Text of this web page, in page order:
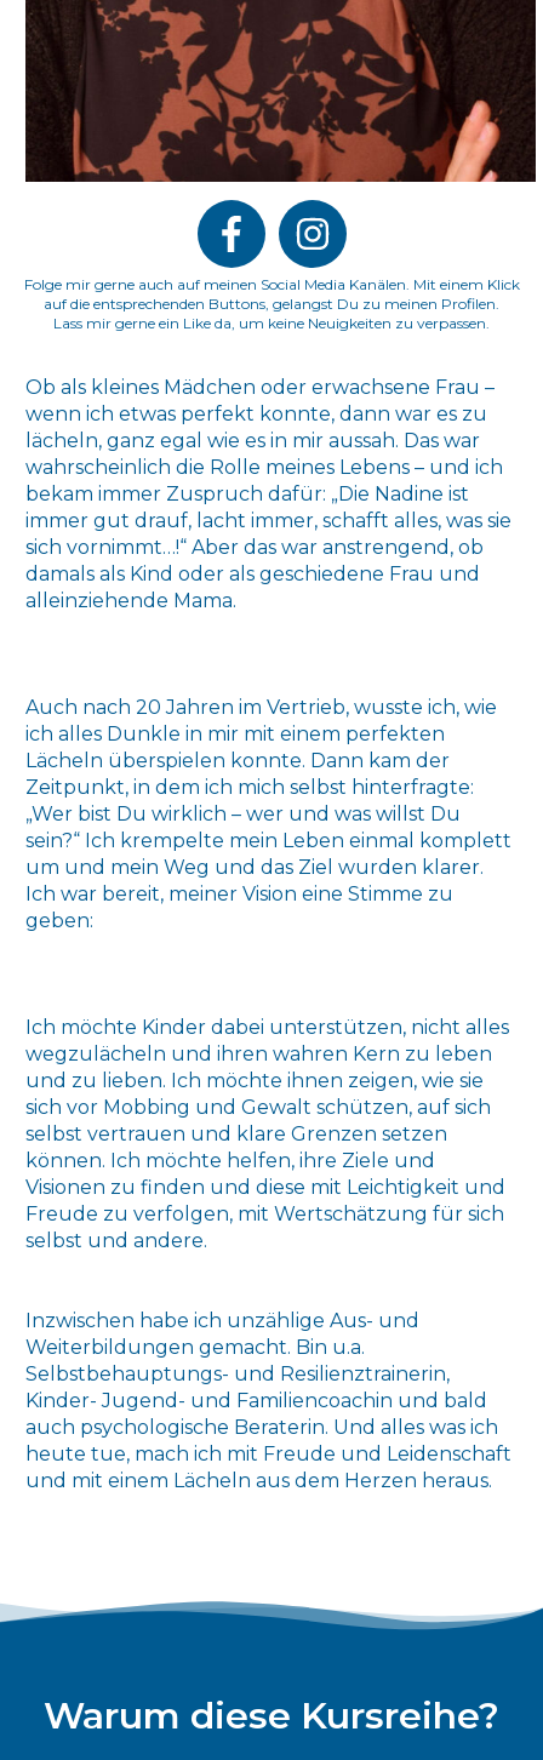
Folge mir gerne auch auf meinen Social Media Kanälen. Mit einem Klick
auf die entsprechenden Buttons, gelangst Du zu meinen Profilen.
Lass mir gerne ein Like da, um keine Neuigkeiten zu verpassen.
Ob als kleines Mädchen oder erwachsene Frau –
wenn ich etwas perfekt konnte, dann war es zu
lächeln, ganz egal wie es in mir aussah. Das war
wahrscheinlich die Rolle meines Lebens – und ich
bekam immer Zuspruch dafür: „Die Nadine ist
immer gut drauf, lacht immer, schafft alles, was sie
sich vornimmt…!“ Aber das war anstrengend, ob
damals als Kind oder als geschiedene Frau und
alleinziehende Mama.
Auch nach 20 Jahren im Vertrieb, wusste ich, wie
ich alles Dunkle in mir mit einem perfekten
Lächeln überspielen konnte. Dann kam der
Zeitpunkt, in dem ich mich selbst hinterfragte:
„Wer bist Du wirklich – wer und was willst Du
sein?“ Ich krempelte mein Leben einmal komplett
um und mein Weg und das Ziel wurden klarer.
Ich war bereit, meiner Vision eine Stimme zu
geben:
Ich möchte Kinder dabei unterstützen, nicht alles
wegzulächeln und ihren wahren Kern zu leben
und zu lieben. Ich möchte ihnen zeigen, wie sie
sich vor Mobbing und Gewalt schützen, auf sich
selbst vertrauen und klare Grenzen setzen
können. Ich möchte helfen, ihre Ziele und
Visionen zu finden und diese mit Leichtigkeit und
Freude zu verfolgen, mit Wertschätzung für sich
selbst und andere.
Inzwischen habe ich unzählige Aus- und
Weiterbildungen gemacht. Bin u.a.
Selbstbehauptungs- und Resilienztrainerin,
Kinder- Jugend- und Familiencoachin und bald
auch psychologische Beraterin. Und alles was ich
heute tue, mach ich mit Freude und Leidenschaft
und mit einem Lächeln aus dem Herzen heraus.
Warum diese Kursreihe?